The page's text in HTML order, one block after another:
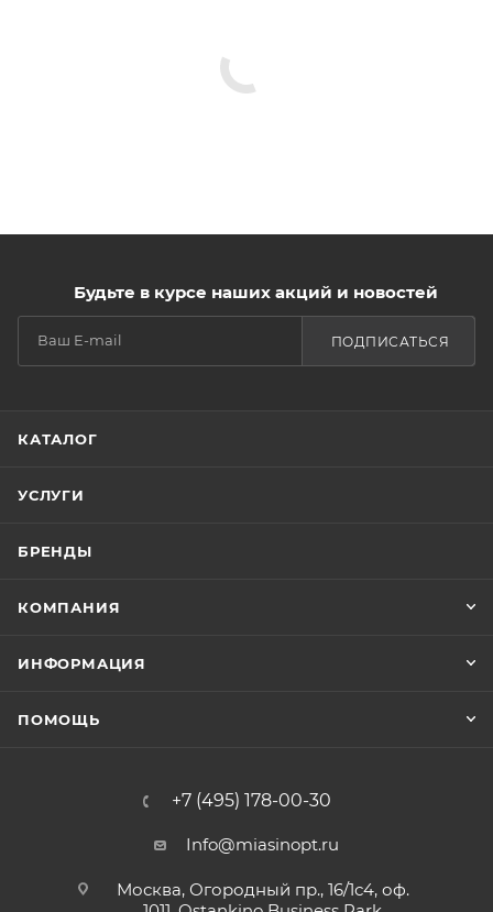
Будьте в курсе наших акций и новостей
ПОДПИСАТЬСЯ
КАТАЛОГ
УСЛУГИ
БРЕНДЫ
КОМПАНИЯ
ИНФОРМАЦИЯ
ПОМОЩЬ
+7 (495) 178-00-30
Info@miasinopt.ru
Москва, Огородный пр., 16/1с4, оф.